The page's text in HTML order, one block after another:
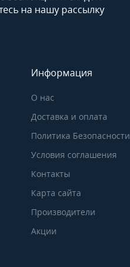
на нашу рассылку
Информация
О нас
Доставка и оплата
Политика Безопасности
Условия соглашения
Контакты
Карта сайта
Производители
Акции